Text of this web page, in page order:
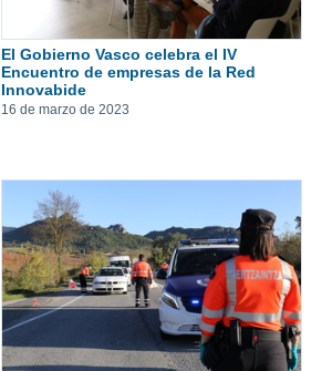
El Gobierno Vasco celebra el IV
Encuentro de empresas de la Red
Innovabide
16 de marzo de 2023